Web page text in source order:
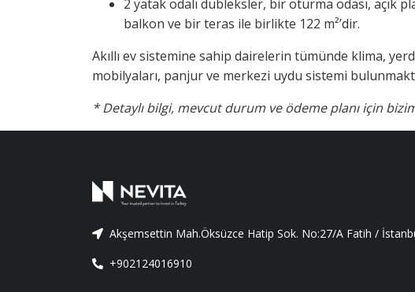
2 yatak odalı dubleksler, bir oturma odası, açık
balkon ve bir teras ile birlikte 122 m²’dir.
Akıllı ev sistemine sahip dairelerin tümünde klima,
mobilyaları, panjur ve merkezi uydu sistemi
* Detaylı bilgi, mevcut durum ve ödeme planı için
Akşemsettin Mah.Öksüzce Hatip Sok. No:27/A Fatih /
+902124016910